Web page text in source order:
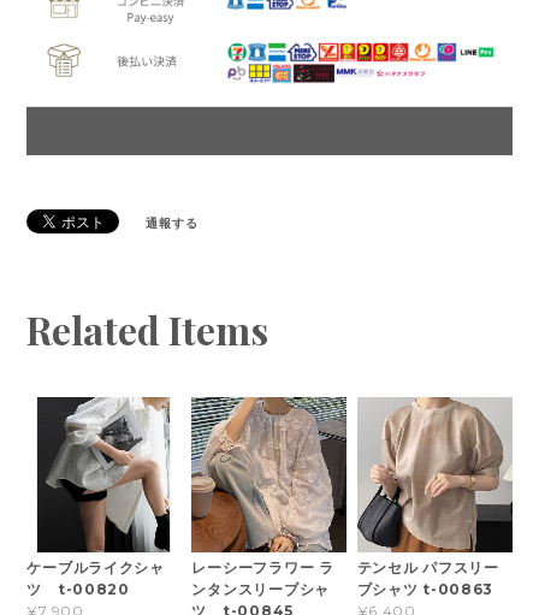
通報する
Related Items
ケーブルライクシャ
ツ t-00820
¥7,900
レーシーフラワー ラ
ンタンスリーブシャ
ツ t-00845
テンセル パフスリー
ブシャツ t-00863
¥6,400